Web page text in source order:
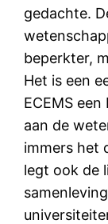
gedachte.
beperkter,
Het is een
ECEMS
aan de
immers het
legt ook de